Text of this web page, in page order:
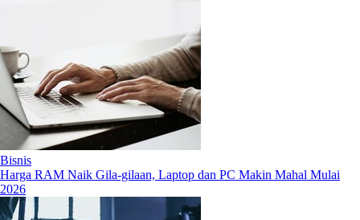
Bisnis
Harga RAM Naik Gila-gilaan, Laptop dan PC Makin Mahal Mulai
2026